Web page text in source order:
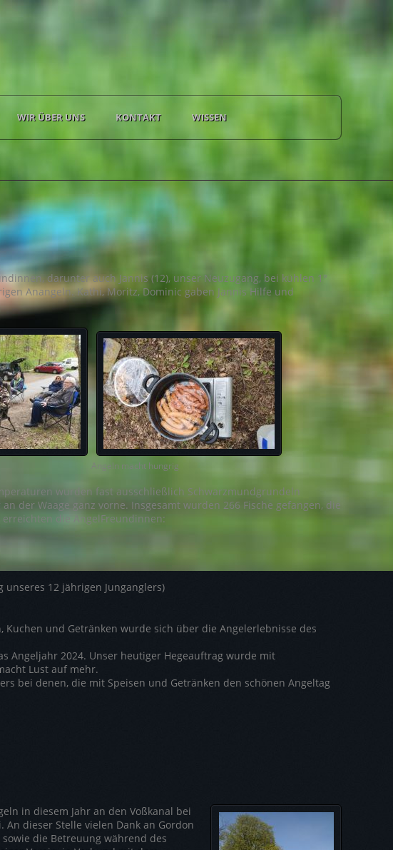
WIR ÜBER UNS KONTAKT WISSEN
darunter auch Jannis (12), unser Neuzugang, bei kühlen 1°
Anangeln. Kathi, Moritz, Dominic gaben Jannis Hilfe und
Angeln macht hungrig
wurden fast ausschließlich Schwarzmundgrundeln
der Waage ganz vorne. Insgesamt wurden 266 Fische gefangen, die
erreichten die AngelFreundinnen:
unseres 12 jährigen Junganglers)
und Getränken wurde sich über die Angelerlebnisse des
Angeljahr 2024. Unser heutiger Hegeauftrag wurde mit
Lust auf mehr.
bei denen, die mit Speisen und Getränken den schönen Angeltag
in diesem Jahr an den Voßkanal bei
dieser Stelle vielen Dank an Gordon
die Betreuung während des